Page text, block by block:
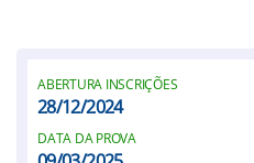
ABERTURA INSCRIÇÕES
28/12/2024
DATA DA PROVA